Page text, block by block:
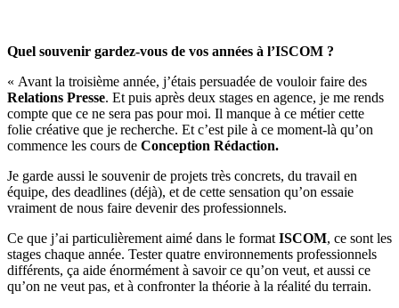
Quel souvenir gardez-vous de vos années à l’ISCOM ?
« Avant la troisième année, j’étais persuadée de vouloir faire des
Relations Presse. Et puis après deux stages en agence, je me rends
compte que ce ne sera pas pour moi. Il manque à ce métier cette
folie créative que je recherche. Et c’est pile à ce moment-là qu’on
commence les cours de Conception Rédaction.
Je garde aussi le souvenir de projets très concrets, du travail en
équipe, des deadlines (déjà), et de cette sensation qu’on essaie
vraiment de nous faire devenir des professionnels.
Ce que j’ai particulièrement aimé dans le format ISCOM, ce sont les
stages chaque année. Tester quatre environnements professionnels
différents, ça aide énormément à savoir ce qu’on veut, et aussi ce
qu’on ne veut pas, et à confronter la théorie à la réalité du terrain.